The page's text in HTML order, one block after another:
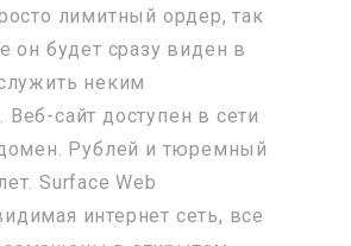
лимитный ордер, так
он будет сразу виден в
неким
сайт доступен в сети
Рублей и тюремный
Surface Web
интернет сеть, все